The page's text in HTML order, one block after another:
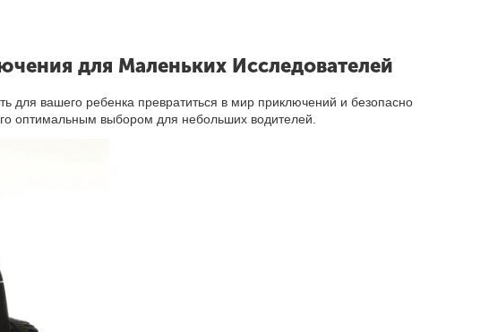
для Маленьких Исследователей
для вашего ребенка превратиться в мир приключений и безопасно
оптимальным выбором для небольших водителей.